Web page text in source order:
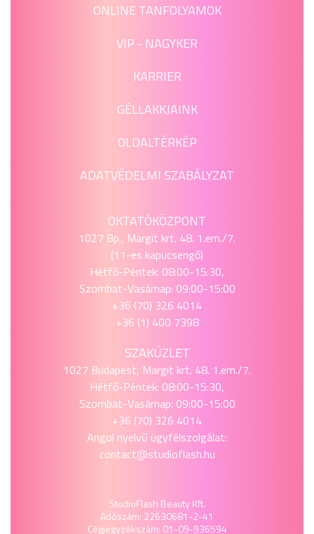
ONLINE TANFOLYAMOK
VIP - NAGYKER
KARRIER
GÉLLAKKJAINK
OLDALTÉRKÉP
ADATVÉDELMI SZABÁLYZAT
OKTATÓKÖZPONT
1027 Bp., Margit krt. 48. 1.em./7.
(11-es kapucsengő)
Hétfő-Péntek: 08:00-15:30,
Szombat-Vasárnap: 09:00-15:00
+36 (70) 326 4014
+36 (1) 400 7398
SZAKÜZLET
1027 Budapest, Margit krt. 48. 1.em./7.
Hétfő-Péntek: 08:00-15:30,
Szombat-Vasárnap: 09:00-15:00
+36 (70) 326 4014
Angol nyelvű ügyfélszolgálat:
contact@studioflash.hu
StudioFlash Beauty Kft.
Adószám: 22630681-2-41
Cégjegyzékszám: 01-09-936594